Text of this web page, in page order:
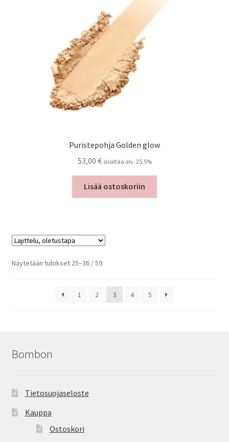
Puristepohja Golden glow
53,00 € sisältää alv. 25,5%
Lisää ostoskoriin
Näytetään tulokset 25–36 / 59
1 2 3 4 5
Bombon
Tietosuojaseloste
Kauppa
Ostoskori